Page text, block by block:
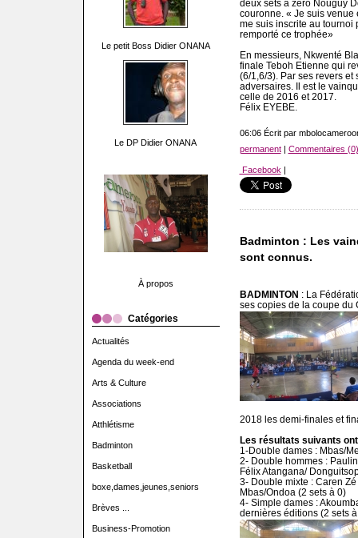
Le petit Boss Didier ONANA
Le DP Didier ONANA
À propos
Catégories
Actualités
Agenda du week-end
Arts & Culture
Associations
Atthlétisme
Badminton
Basketball
boxe,dames,jeunes,seniors
Brèves ...
Business-Promotion
deux sets à zéro Nouguy
couronne. « Je suis venue
me suis inscrite au tournoi
remporté ce trophée»
En messieurs, Nkwenté
finale Teboh Etienne qui
(6/1,6/3). Par ses revers et
adversaires. Il est le
celle de 2016 et 2017.
Félix EYEBE.
06:06 Écrit par
permanent| Commentaires (0)
Facebook |
Badminton : Les
sont connus.
BADMINTON : La
ses copies de la coupe du
2018 les demi-finales et
Les résultats suivants
1-Double dames : Mbas/
2- Double hommes :
Félix Atangana/
3- Double mixte : Caren
Mbas/Ondoa (2 sets à 0)
4- Simple dames :
dernières éditions (2 sets